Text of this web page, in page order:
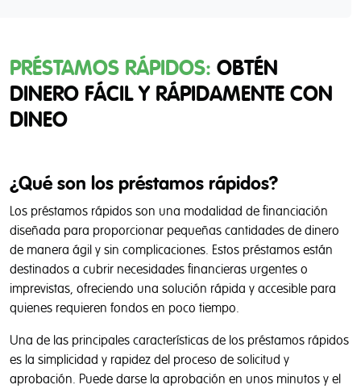
PRÉSTAMOS RÁPIDOS: OBTÉN
DINERO FÁCIL Y RÁPIDAMENTE CON
DINEO
¿Qué son los préstamos rápidos?
Los préstamos rápidos son una modalidad de financiación
diseñada para proporcionar pequeñas cantidades de dinero
de manera ágil y sin complicaciones. Estos préstamos están
destinados a cubrir necesidades financieras urgentes o
imprevistas, ofreciendo una solución rápida y accesible para
quienes requieren fondos en poco tiempo.
Una de las principales características de los préstamos rápidos
es la simplicidad y rapidez del proceso de solicitud y
aprobación. Puede darse la aprobación en unos minutos y el